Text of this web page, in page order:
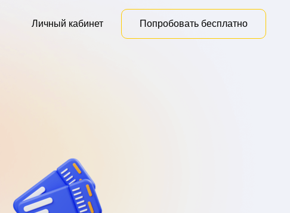
Личный кабинет Попробовать бесплатно